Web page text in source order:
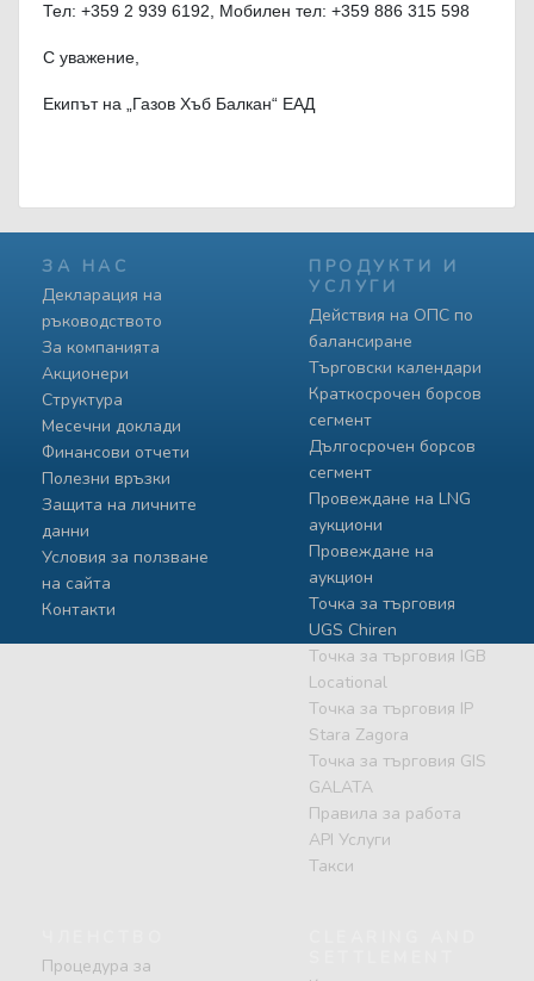
Тел: +359 2 939 6192, Мобилен тел: +359 886 315 598
С уважение,
Екипът на „Газов Хъб Балкан“ ЕАД
ЗА НАС
Декларация на
ръководството
За компанията
Акционери
Структура
Месечни доклади
Финансови отчети
Полезни връзки
Защита на личните
данни
Условия за ползване
на сайта
Контакти
ПРОДУКТИ И
УСЛУГИ
Действия на ОПС по
балансиране
Търговски календари
Краткосрочен борсов
сегмент
Дългосрочен борсов
сегмент
Провеждане на LNG
аукциони
Провеждане на
аукцион
Точка за търговия
UGS Chiren
Точка за търговия IGB
Locational
Точка за търговия IP
Stara Zagora
Точка за търговия GIS
GALATA
Правила за работа
API Услуги
Такси
Процедура за